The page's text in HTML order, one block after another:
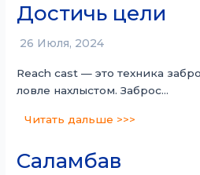
Достичь цели
26 Июля, 2024
Reach cast — это техника
ловле нахлыстом. Заброс…
Читать дальше >>>
Саламбав